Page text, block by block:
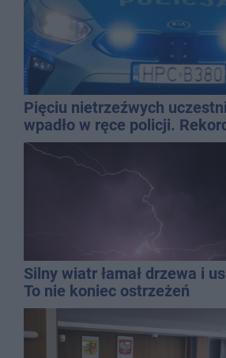
Pięciu nietrzeźwych
wpadło w ręce policji.
promila
Silny wiatr łamał drzewa i
To nie koniec ostrzeżeń